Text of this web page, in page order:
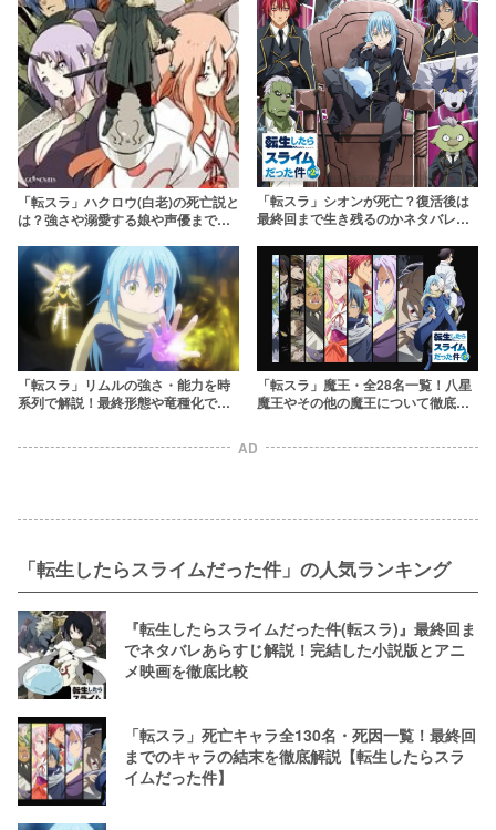
「転スラ」ハクロウ(白老)の死亡説と
は？強さや溺愛する娘や声優まで徹
「転スラ」シオンが死亡？復活後は
最終回まで生き残るのかネタバレ考
「転スラ」リムルの強さ・能力を時
系列で解説！最終形態や竜種化で最
「転スラ」魔王・全28名一覧！八星
魔王やその他の魔王について徹底解
AD
「転生したらスライムだった件」の人気ランキング
『転生したらスライムだった件(転スラ)』最終回ま
でネタバレあらすじ解説！完結した小説版とアニ
メ映画を徹底比較
「転スラ」死亡キャラ全130名・死因一覧！最終回
までのキャラの結末を徹底解説【転生したらスラ
イムだった件】